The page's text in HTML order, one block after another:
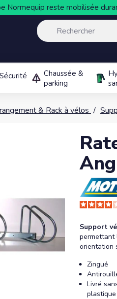
Normequip reste mobilisée
Sécurité
Chaussée &
parking
& Rack à vélos
Support
permettant
orientation
Zingué
Livré